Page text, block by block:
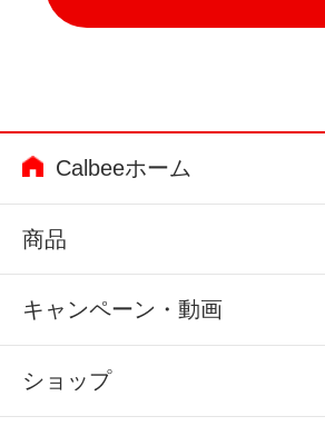
Calbeeホーム
商品
キャンペーン・動画
ショップ